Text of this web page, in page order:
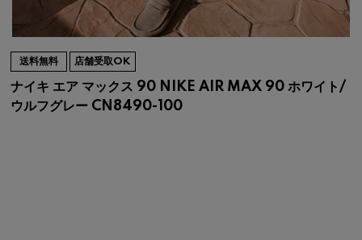
送料無料 店舗受取OK
ナイキ エア マックス 90 NIKE AIR MAX 90 ホワイト/
ウルフグレー CN8490-100